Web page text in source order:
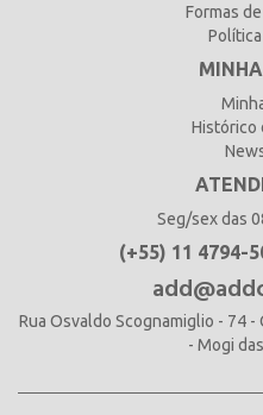
Formas
Histórico
Seg/sex das
(+55) 11 4794-
Rua Osvaldo Scognamiglio - 74 -
- Mogi